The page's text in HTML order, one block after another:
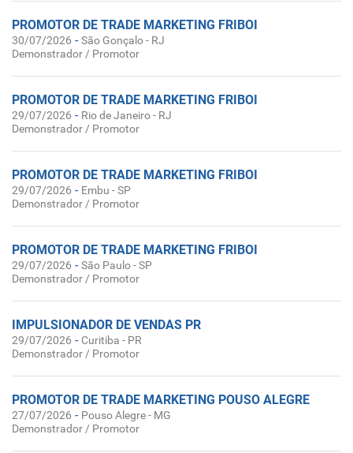
PROMOTOR DE TRADE MARKETING FRIBOI
30/07/2026 -São Gonçalo - RJ
Demonstrador / Promotor
PROMOTOR DE TRADE MARKETING FRIBOI
29/07/2026 - Rio de Janeiro - RJ
Demonstrador / Promotor
PROMOTOR DE TRADE MARKETING FRIBOI
29/07/2026 - Embu - SP
Demonstrador / Promotor
PROMOTOR DE TRADE MARKETING FRIBOI
29/07/2026 -São Paulo - SP
Demonstrador / Promotor
IMPULSIONADOR DE VENDAS PR
29/07/2026 - Curitiba - PR
Demonstrador / Promotor
PROMOTOR DE TRADE MARKETING POUSO ALEGRE
27/07/2026 - Pouso Alegre - MG
Demonstrador / Promotor